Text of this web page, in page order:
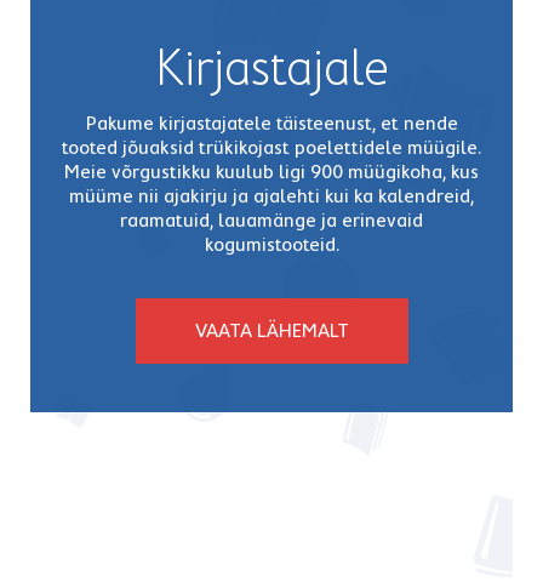
Kirjastajale
Pakume kirjastajatele täisteenust, et nende
tooted jõuaksid trükikojast poelettidele müügile.
Meie võrgustikku kuulub ligi 900 müügikoha, kus
müüme nii ajakirju ja ajalehti kui ka kalendreid,
raamatuid, lauamänge ja erinevaid
kogumistooteid.
VAATA LÄHEMALT